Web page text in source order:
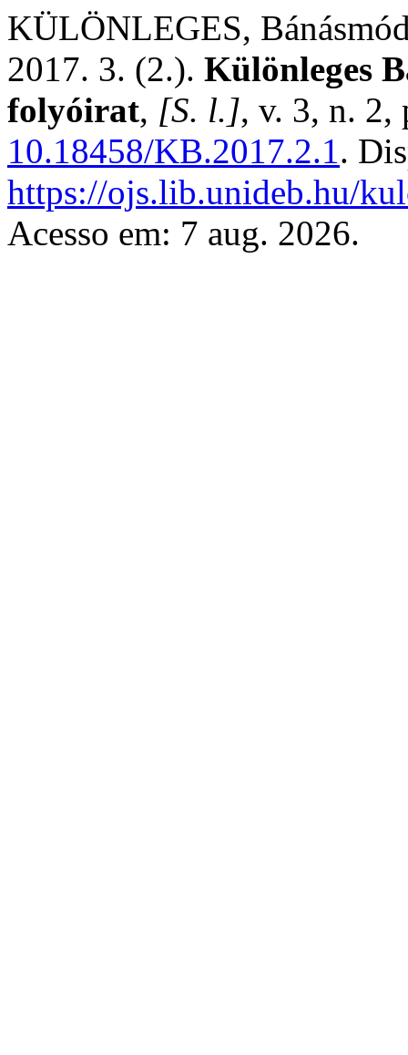
KÜLÖNLEGES,
2017. 3. (2.). Különleges
folyóirat, [S. l.], v. 3, n. 2,
10.18458/KB.2017.2.1.
https://ojs.lib.unideb.hu/
Acesso em: 7 aug. 2026.